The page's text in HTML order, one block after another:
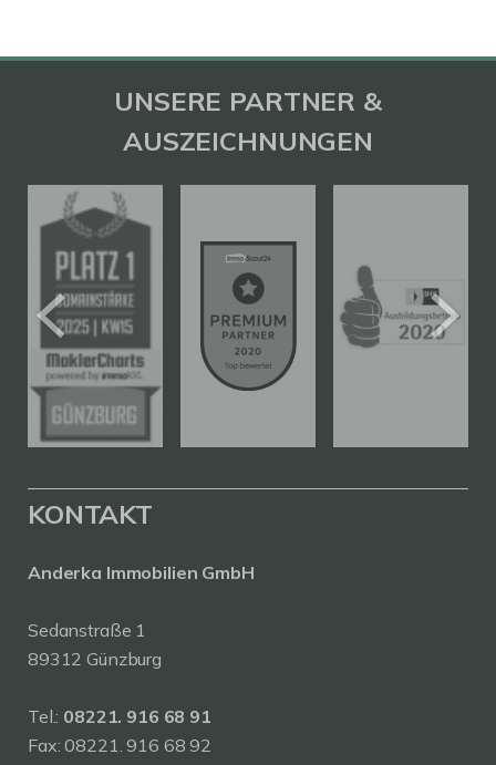
UNSERE PARTNER &
AUSZEICHNUNGEN
KONTAKT
Anderka Immobilien GmbH
Sedanstraße 1
89312 Günzburg
Tel.: 08221. 916 68 91
Fax: 08221. 916 68 92